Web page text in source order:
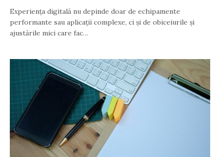
Experiența digitală nu depinde doar de echipamente
performante sau aplicații complexe, ci și de obiceiurile și
ajustările mici care fac…